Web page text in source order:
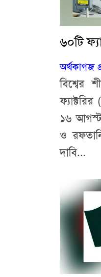
৬০টি
অর্থকাগজ
বিশ্বের
১৬ আগস্ট
ও
দাবি...